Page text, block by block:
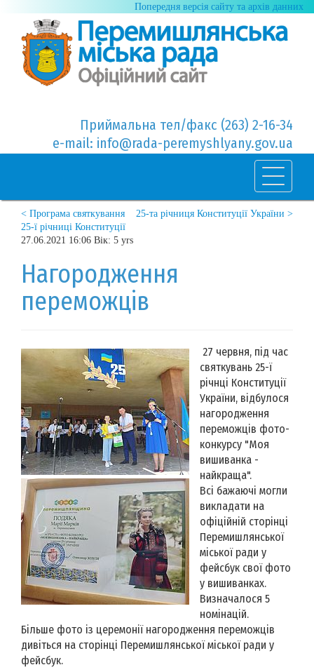
Попередня версія сайту та архів данних
Приймальна тел/факс (263) 2-16-34
e-mail: info@rada-peremyshlyany.gov.ua
25-та річниця Конституції України >
< Програма святкування
25-ї річниці Конституції
27.06.2021 16:06 Вік: 5 yrs
Нагородження
переможців
27 червня, під час
святкувань 25-ї
річнці Конституції
України, відбулося
нагородження
переможців фото-
конкурсу "Моя
вишиванка -
найкраща".
Всі бажаючі могли
викладати на
офіційній сторінці
Перемишлянської
міської ради у
фейсбук свої фото
у вишиванках.
Визначалося 5
номінацій.
Більше фото із церемонії нагородження переможців
дивіться на сторінці Перемишлянської міської ради у
фейсбук.